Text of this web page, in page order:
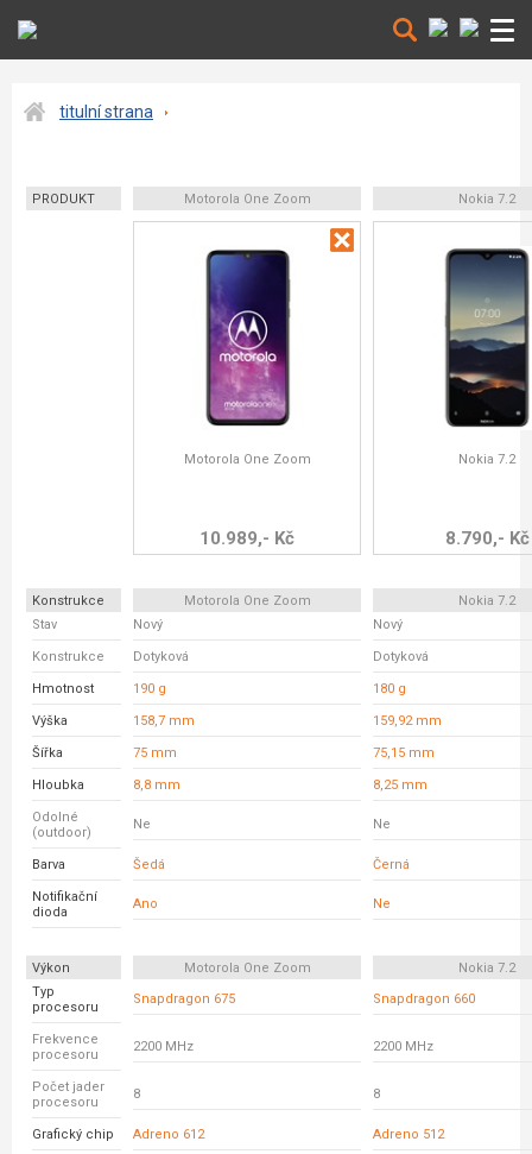
titulní strana
PRODUKT Motorola One Zoom Nokia 7.2
Motorola One Zoom
10.989,- Kč
Nokia 7.2
8.790,- Kč
Konstrukce Motorola One Zoom
Nokia 7.2
Stav
Nový Nový
Konstrukce Dotyková Dotyková
Hmotnost 190 g 180 g
Výška 158,7 mm 159,92 mm
Šířka 75 mm 75,15 mm
Hloubka 8,8 mm 8,25 mm
Odolné
(outdoor)
Ne Ne
Barva Šedá Černá
Notifikační
dioda
Ano Ne
Výkon Motorola One Zoom
Nokia 7.2
Typ
procesoru
Snapdragon 675 Snapdragon 660
Frekvence
procesoru
2200 MHz 2200 MHz
Počet jader
procesoru
8 8
Grafický chip Adreno 612 Adreno 512